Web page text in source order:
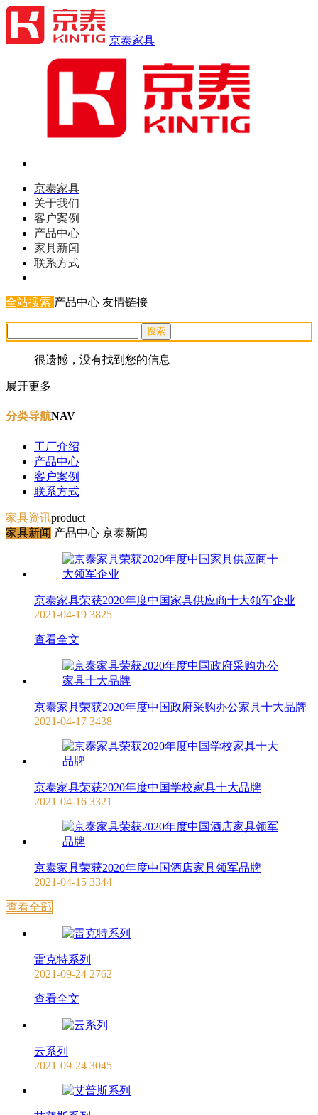
京泰家具
京泰家具
关于我们
客户案例
产品中心
家具新闻
联系方式
全站搜索 产品中心 友情链接
很遗憾，没有找到您的信息
展开更多
分类导航NAV
工厂介绍
产品中心
客户案例
联系方式
家具资讯product
家具新闻 产品中心 京泰新闻
京泰家具荣获2020年度中国家具供应商十大领军企业
2021-04-19 3825
查看全文
京泰家具荣获2020年度中国政府采购办公家具十大品牌
2021-04-17 3438
京泰家具荣获2020年度中国学校家具十大品牌
2021-04-16 3321
京泰家具荣获2020年度中国酒店家具领军品牌
2021-04-15 3344
查看全部
雷克特系列
2021-09-24 2762
查看全文
云系列
2021-09-24 3045